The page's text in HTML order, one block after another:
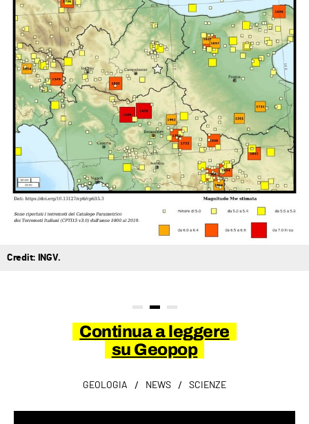
Credit: INGV.
Continua a leggere
su Geopop
GEOLOGIA / NEWS / SCIENZE